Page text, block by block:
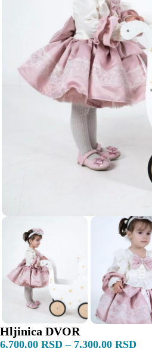
Hljinica DVOR
6,700.00 RSD – 7,300.00 RSD